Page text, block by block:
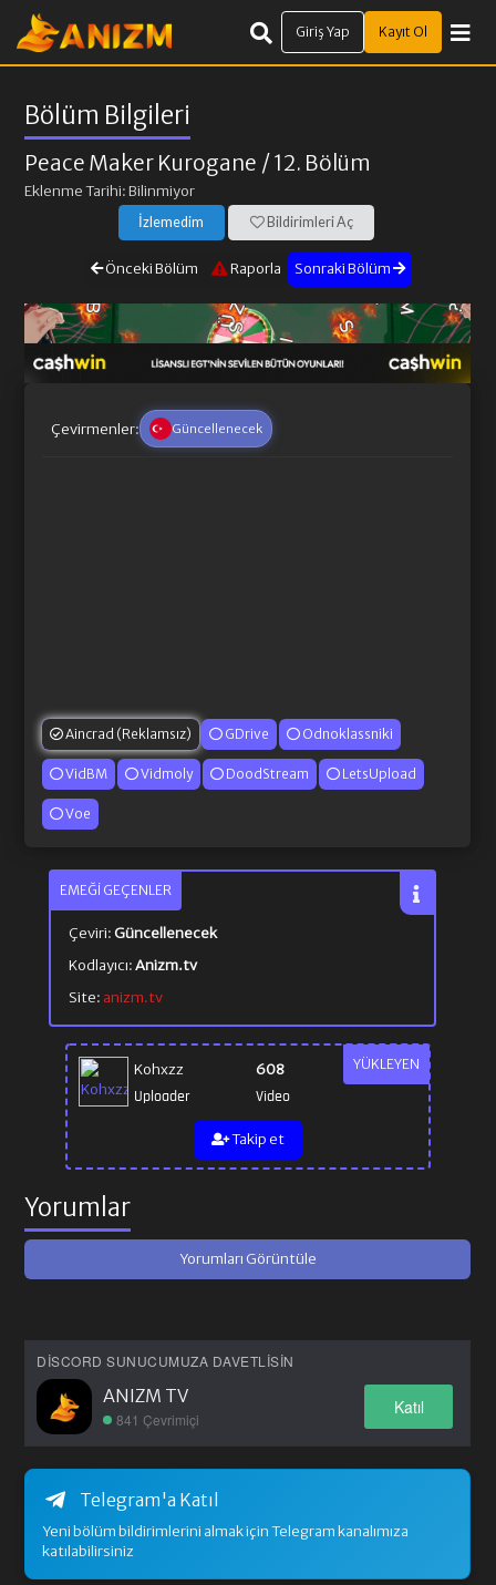
Giriş Yap Kayıt Ol
Bölüm Bilgileri
Peace Maker Kurogane / 12. Bölüm
Eklenme Tarihi: Bilinmiyor
İzlemedim Bildirimleri Aç
Önceki Bölüm Raporla Sonraki Bölüm
Çevirmenler: Güncellenecek
Aincrad (Reklamsız) GDrive Odnoklassniki
VidBM Vidmoly DoodStream LetsUpload
Voe
YÜKLEYEN
Kohxzz
Uploader
608
Video
Takip et
EMEĞI GEÇENLER
Çeviri: Güncellenecek
Kodlayıcı:Anizm.tv
Site: anizm.tv
Yorumlar
Yorumları Görüntüle
DISCORD SUNUCUMUZA DAVETLISIN
ANIZM TV
841 Çevrimiçi
Katıl
Telegram'a Katıl
Yeni bölüm bildirimlerini almak için Telegram kanalımıza
katılabilirsiniz